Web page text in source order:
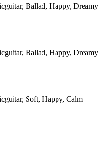
Ballad, Happy, Dreamy
Ballad, Happy, Dreamy
Soft, Happy, Calm